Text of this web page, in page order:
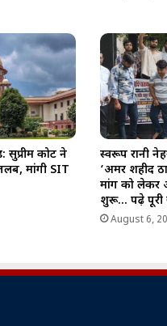
कोर्ट ने
मांगी SIT
स्वरूप रानी
‘अमर शहीद
मांग को लेकर
शुरू… पढ़े
August 6,